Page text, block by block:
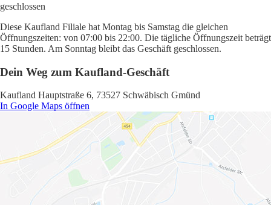
geschlossen
Diese Kaufland Filiale hat Montag bis Samstag die gleichen
Öffnungszeiten: von 07:00 bis 22:00. Die tägliche Öffnungszeit beträgt
15 Stunden. Am Sonntag bleibt das Geschäft geschlossen.
Dein Weg zum Kaufland-Geschäft
Kaufland Hauptstraße 6, 73527 Schwäbisch Gmünd
In Google Maps öffnen